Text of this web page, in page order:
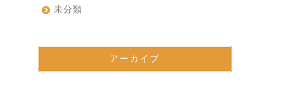
未分類
アーカイブ